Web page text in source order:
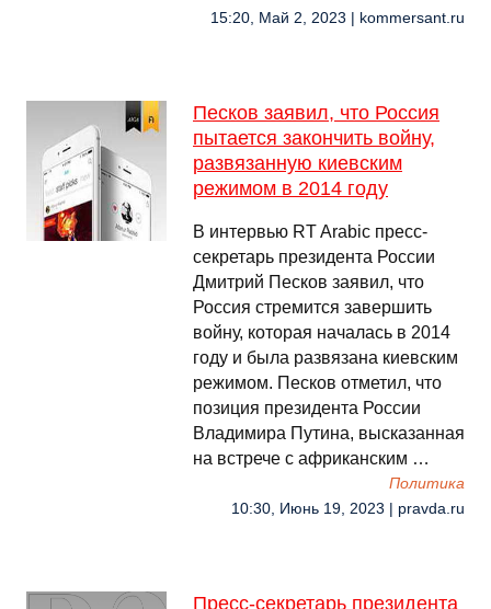
15:20, Май 2, 2023 | kommersant.ru
Песков заявил, что Россия
пытается закончить войну,
развязанную киевским
режимом в 2014 году
В интервью RT Arabic пресс-
секретарь президента России
Дмитрий Песков заявил, что
Россия стремится завершить
войну, которая началась в 2014
году и была развязана киевским
режимом. Песков отметил, что
позиция президента России
Владимира Путина, высказанная
на встрече с африканским …
Политика
10:30, Июнь 19, 2023 | pravda.ru
Пресс-секретарь президента